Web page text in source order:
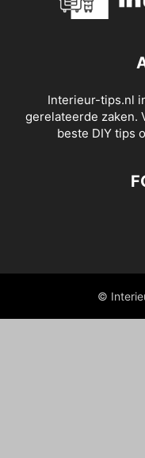
Interieur-tips.nl
gerelateerde zaken.
beste DIY tips
©